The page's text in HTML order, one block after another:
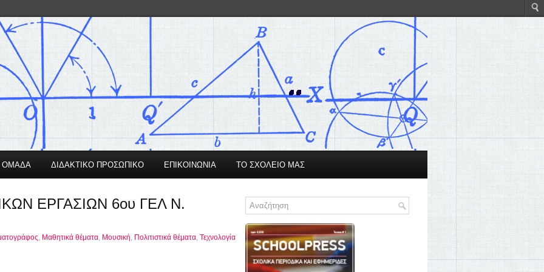
ΟΜΑΔΑ ΔΙΔΑΚΤΙΚΟ ΠΡΟΣΩΠΙΚΟ ΕΠΙΚΟΙΝΩΝΙΑ ΤΟ ΣΧΟΛΕΙΟ ΜΑΣ
ΕΡΓΑΣΙΩΝ 6ου ΓΕΛ Ν.
, Μαθητικά θέματα, Μουσική, Πολιτιστικά θέματα, Τεχνολογία